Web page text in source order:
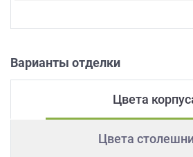
Варианты отделки
Цвета
Цвета